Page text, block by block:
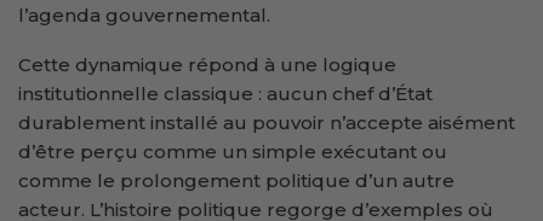
l’agenda gouvernemental.
Cette dynamique répond à une logique
institutionnelle classique : aucun chef d’État
durablement installé au pouvoir n’accepte aisément
d’être perçu comme un simple exécutant ou
comme le prolongement politique d’un autre
acteur. L’histoire politique regorge d’exemples où